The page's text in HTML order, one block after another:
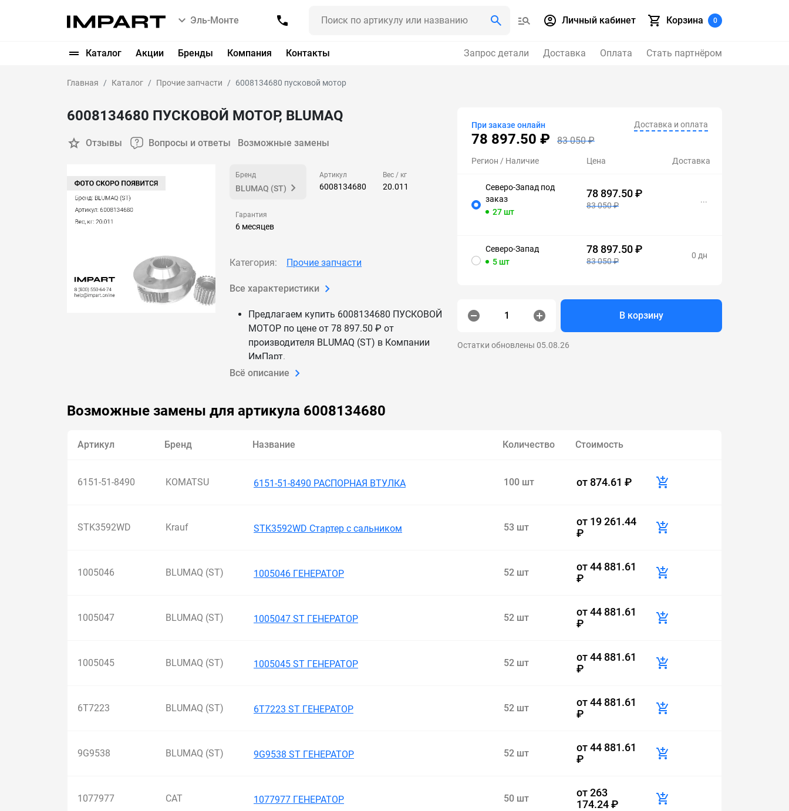
Эль-Монте Личный кабинет Корзина 0
Каталог Акции Бренды Компания Контакты Запрос детали Доставка Оплата Стать партнёром
Главная Каталог Прочие запчасти 6008134680 пусковой мотор
6008134680 ПУСКОВОЙ МОТОР, BLUMAQ
Отзывы Вопросы и ответы Возможные замены
Бренд
BLUMAQ (ST)
Артикул
6008134680
Вес / кг
20.011
Гарантия
6 месяцев
Категория: Прочие запчасти
Все характеристики
Предлагаем купить 6008134680 ПУСКОВОЙ
МОТОР по цене от 78 897.50 ₽ от
производителя BLUMAQ (ST) в Компании
ИмПарт.
Мы каждый день обновляем цены и
по России и СНГ.
Всё описание
При заказе онлайн
78 897.50 ₽ 83 050 ₽
Доставка и оплата
Регион / Наличие Цена Доставка
Северо-Запад под
заказ
27 шт
78 897.50 ₽
83 050 ₽
...
Северо-Запад
5 шт
78 897.50 ₽
83 050 ₽
0 дн
В корзину
Остатки обновлены 05.08.26
Возможные замены для артикула 6008134680
Артикул Бренд Название Количество Стоимость
6151-51-8490 KOMATSU 6151-51-8490 РАСПОРНАЯ ВТУЛКА 100 шт от 874.61 ₽
STK3592WD Krauf STK3592WD Стартер с сальником 53 шт от 19 261.44
₽
1005046 BLUMAQ (ST) 1005046 ГЕНЕРАТОР 52 шт от44 881.61
₽
1005047 BLUMAQ (ST) 1005047 ST ГЕНЕРАТОР 52 шт от44 881.61
₽
1005045 BLUMAQ (ST) 1005045 ST ГЕНЕРАТОР 52 шт от44 881.61
₽
6T7223 BLUMAQ (ST) 6T7223 ST ГЕНЕРАТОР 52 шт от44 881.61
₽
9G9538 BLUMAQ (ST) 9G9538 ST ГЕНЕРАТОР 52 шт от44 881.61
₽
1077977 CAT 1077977 ГЕНЕРАТОР 50 шт от263
174.24 ₽